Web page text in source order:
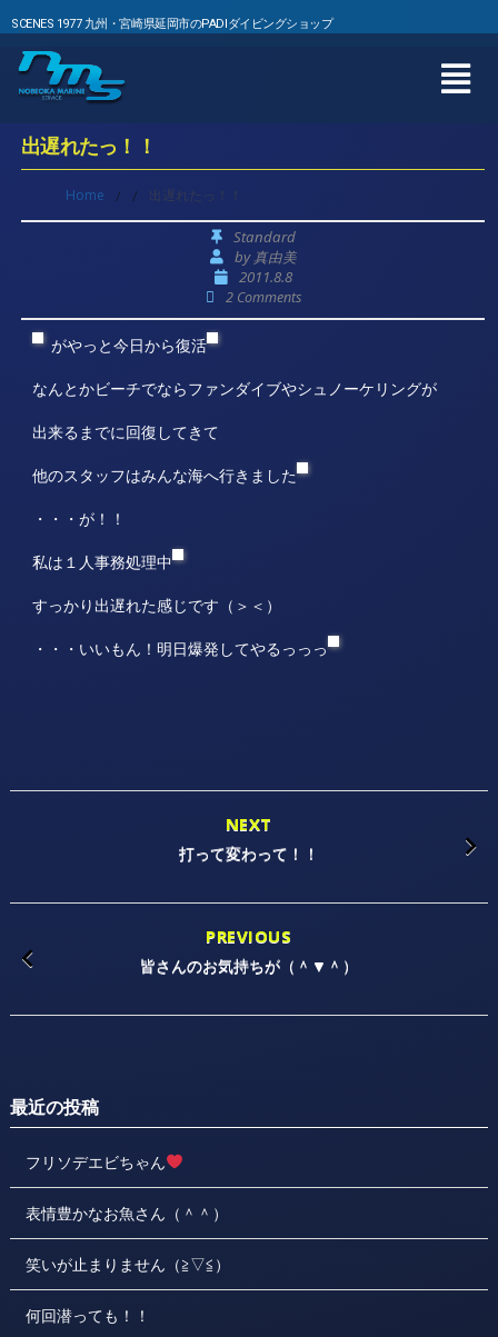
SCENES 1977 九州・宮崎県延岡市のPADIダイビングショップ
出遅れたっ！！
Home / / 出遅れたっ！！
Standard
by真由美
2011.8.8
2 Comments
がやっと今日から復活
なんとかビーチでならファンダイブやシュノーケリングが
出来るまでに回復してきて
他のスタッフはみんな海へ行きました
・・・が！！
私は１人事務処理中
すっかり出遅れた感じです（＞＜）
・・・いいもん！明日爆発してやるっっっ
NEXT
打って変わって！！
PREVIOUS
皆さんのお気持ちが（＾▼＾）
最近の投稿
フリソデエビちゃん
表情豊かなお魚さん（＾＾）
笑いが止まりません（≧▽≦）
何回潜っても！！